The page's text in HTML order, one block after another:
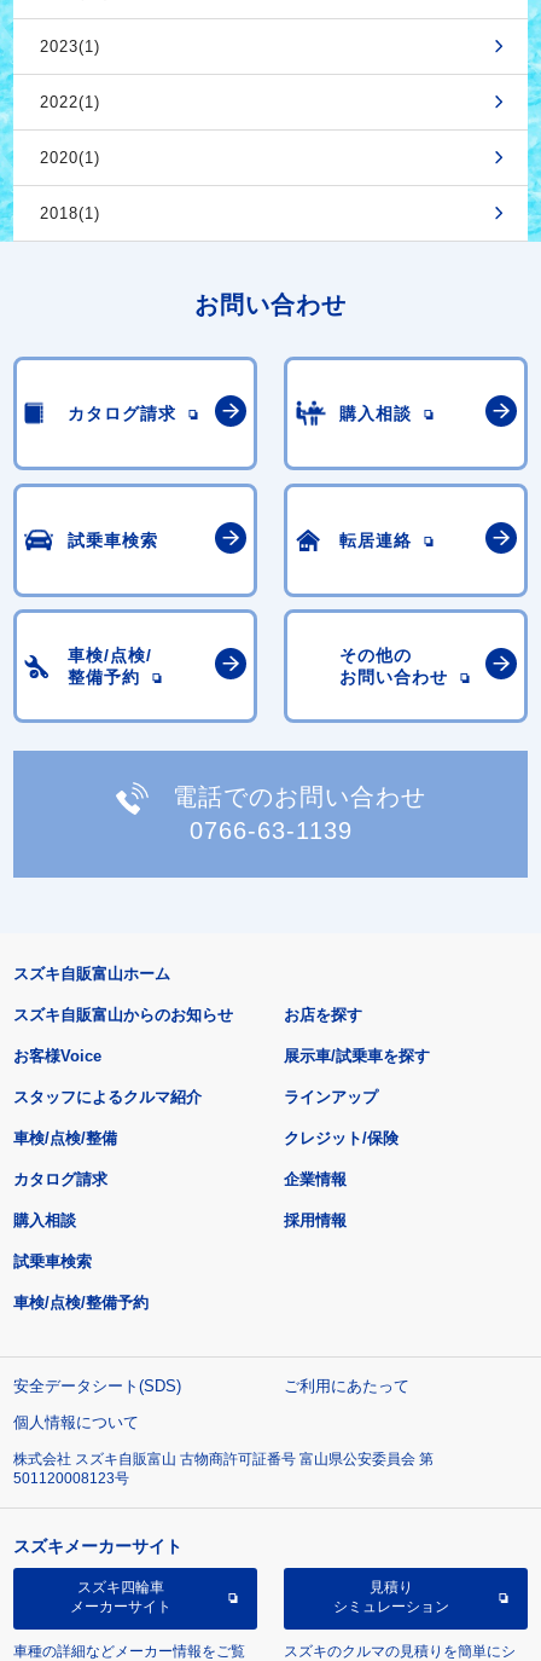
2023(1)
2022(1)
2020(1)
2018(1)
お問い合わせ
カタログ請求 購入相談
試乗車検索 転居連絡
車検/点検/
整備予約
その他の
お問い合わせ
電話でのお問い合わせ
0766-63-1139
スズキ自販富山ホーム
スズキ自販富山からのお知らせ
お客様Voice
スタッフによるクルマ紹介
お店を探す
展示車/試乗車を探す
ラインアップ
車検/点検/整備 クレジット/保険
カタログ請求
購入相談
試乗車検索
車検/点検/整備予約
企業情報
採用情報
安全データシート(SDS)
ご利用にあたって
個人情報について
株式会社 スズキ自販富山 古物商許可証番号 富山県公安委員会 第
501120008123号
スズキメーカーサイト
スズキ四輪車
メーカーサイト
車種の詳細などメーカー情報をご覧
見積り
シミュレーション
スズキのクルマの見積りを簡単にシ